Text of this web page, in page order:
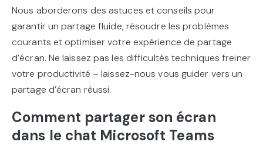
Nous aborderons des astuces et conseils pour
garantir un partage fluide, résoudre les problèmes
courants et optimiser votre expérience de partage
d’écran. Ne laissez pas les difficultés techniques freiner
votre productivité – laissez-nous vous guider vers un
partage d’écran réussi.
Comment partager son écran
dans le chat Microsoft Teams